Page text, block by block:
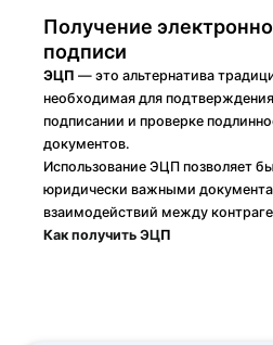
Получение
подписи
ЭЦП — это альтернатива
необходимая для
подписании и проверке
документов.
Использование ЭЦП позволяет
юридически важными
взаимодействий между
Как получить ЭЦП